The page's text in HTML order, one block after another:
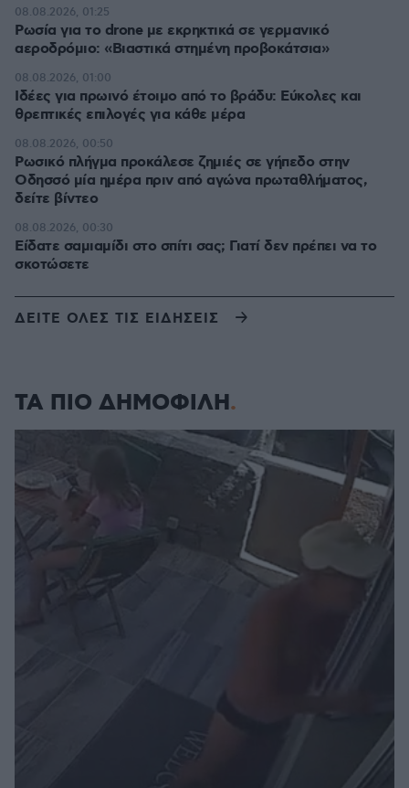
Ρωσία για το drone με εκρηκτικά σε γερμανικό
αεροδρόμιο: «Βιαστικά στημένη προβοκάτσια»
08.08.2026, 01:25
Ιδέες για πρωινό έτοιμο από το βράδυ: Εύκολες και
θρεπτικές επιλογές για κάθε μέρα
08.08.2026, 01:00
Ρωσικό πλήγμα προκάλεσε ζημιές σε γήπεδο στην
Οδησσό μία ημέρα πριν από αγώνα πρωταθλήματος,
δείτε βίντεο
08.08.2026, 00:50
Είδατε σαμιαμίδι στο σπίτι σας; Γιατί δεν πρέπει να το
σκοτώσετε
08.08.2026, 00:30
ΔΕΙΤΕ ΟΛΕΣ ΤΙΣ ΕΙΔΗΣΕΙΣ
ΤΑ ΠΙΟ ΔΗΜΟΦΙΛΗ